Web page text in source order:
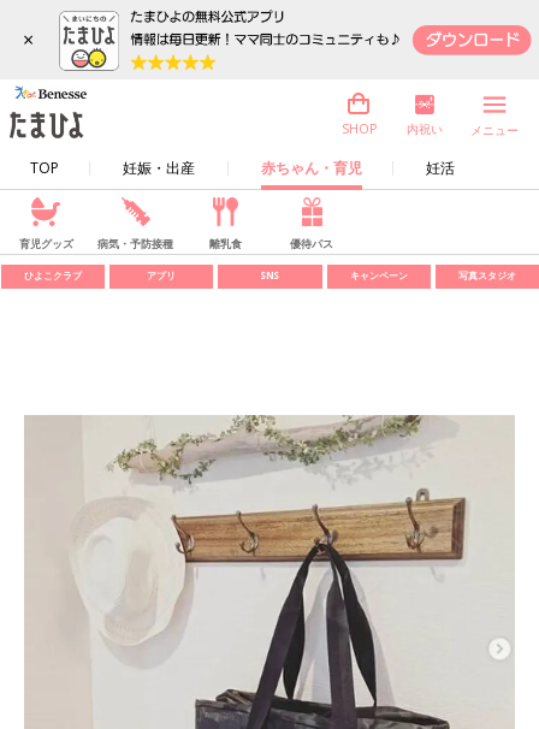
×
TOP 妊娠・出産 赤ちゃん・育児 妊活
SHOP 内祝い メニュー
育児グッズ 病気・予防接種 離乳食 優待パス
ひよこクラブ アプリ SNS キャンペーン 写真スタジオ